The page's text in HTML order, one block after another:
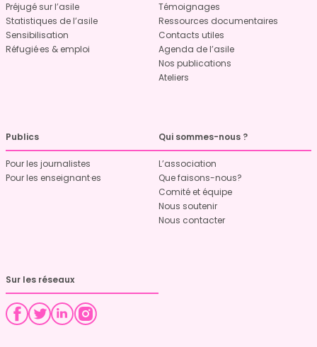
Préjugé sur l’asile
Statistiques de l’asile
Sensibilisation
Réfugié·es & emploi
Témoignages
Ressources documentaires
Contacts utiles
Agenda de l’asile
Nos publications
Ateliers
Publics
Pour les journalistes
Pour les enseignant·es
Qui sommes-nous ?
L’association
Que faisons-nous?
Comité et équipe
Nous soutenir
Nous contacter
Sur les réseaux